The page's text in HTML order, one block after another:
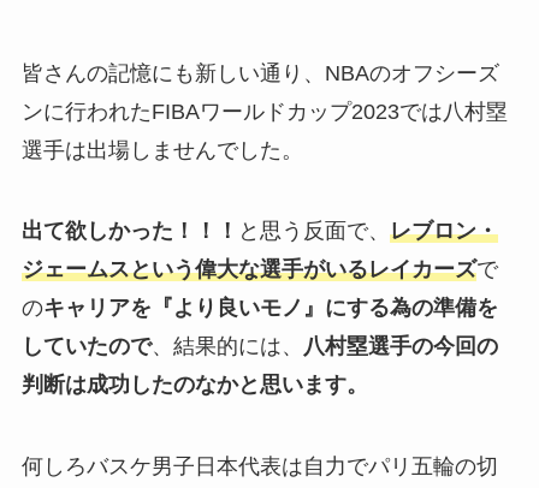
皆さんの記憶にも新しい通り、NBAのオフシーズ
ンに行われたFIBAワールドカップ2023では八村塁
選手は出場しませんでした。
出て欲しかった！！！ と思う反面で、 レブロン・
ジェームスという偉大な選手がいるレイカーズで
のキャリアを『より良いモノ』にする為の準備を
していたので、結果的には、
八村塁選手の今回の
判断は成功したのなかと思います。
何しろバスケ男子日本代表は自力でパリ五輪の切